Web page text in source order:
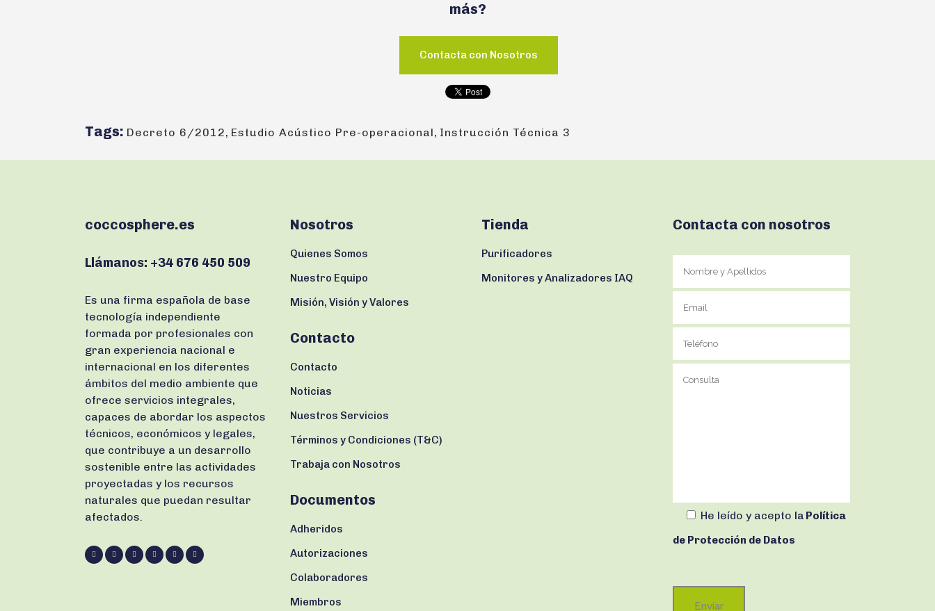
más?
Contacta con Nosotros
Tags: Decreto 6/2012, Estudio Acústico Pre-operacional, Instrucción Técnica 3
coccosphere.es
Llámanos: +34 676 450 509
Es una firma española de base
tecnología independiente
formada por profesionales con
gran experiencia nacional e
internacional en los diferentes
ámbitos del medio ambiente que
ofrece servicios integrales,
capaces de abordar los aspectos
técnicos, económicos y legales,
que contribuye a un desarrollo
sostenible entre las actividades
proyectadas y los recursos
naturales que puedan resultar
afectados.
Nosotros
Quienes Somos
Nuestro Equipo
Misión, Visión y Valores
Contacto
Contacto
Noticias
Nuestros Servicios
Términos y Condiciones (T&C)
Trabaja con Nosotros
Documentos
Adheridos
Autorizaciones
Colaboradores
Miembros
Tienda
Purificadores
Monitores y Analizadores IAQ
Contacta con nosotros
He leído y acepto la Política
de Protección de Datos